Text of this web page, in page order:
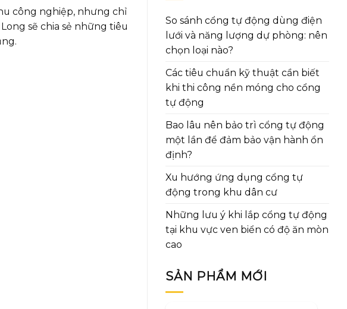
công nghiệp, nhưng chỉ
sẽ chia sẻ những tiêu
So sánh cổng tự động dùng điện
lưới và năng lượng dự phòng: nên
chọn loại nào?
Các tiêu chuẩn kỹ thuật cần biết
khi thi công nền móng cho cổng
tự động
Bao lâu nên bảo trì cổng tự động
một lần để đảm bảo vận hành ổn
định?
Xu hướng ứng dụng cổng tự
động trong khu dân cư
Những lưu ý khi lắp cổng tự động
tại khu vực ven biển có độ ăn mòn
cao
SẢN PHẨM MỚI